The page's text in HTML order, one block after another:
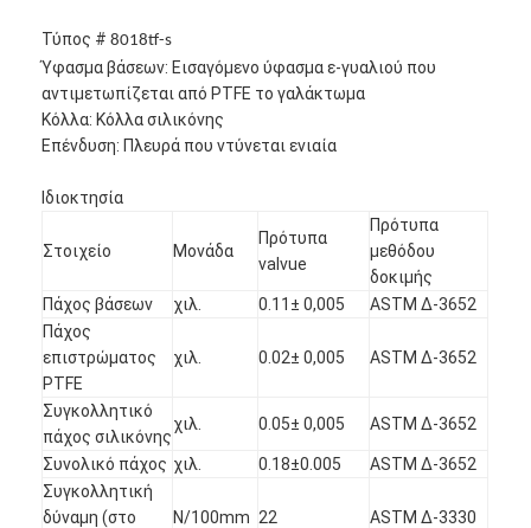
Τύπος #8018tf-s
Ύφασμα βάσεων: Εισαγόμενο ύφασμα ε-γυαλιού που
αντιμετωπίζεται από PTFE το γαλάκτωμα
Κόλλα: Κόλλα σιλικόνης
Επένδυση: Πλευρά που ντύνεται ενιαία
Ιδιοκτησία
Στοιχείο Μονάδα
Πρότυπα
valvue
Πρότυπα
μεθόδου
δοκιμής
Πάχος βάσεων
χιλ. 0.11± 0,005
ASTM Δ-3652
Πάχος
επιστρώματος
PTFE
χιλ. 0.02± 0,005 ASTM Δ-3652
Συγκολλητικό
πάχος σιλικόνης
χιλ. 0.05± 0,005 ASTM Δ-3652
Συνολικό πάχος χιλ. 0.18±0.005
ASTM Δ-3652
Συγκολλητική
δύναμη (στο
N/100mm 22 ASTM Δ-3330